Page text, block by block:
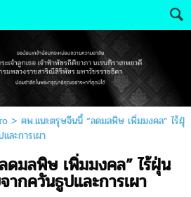
> คพ.แนะตรุษจีนนี้ “ลดมลพิษ เพิ่มมงคล” ไร้ฝุ่
ละการเผา
มลพิษ เพิ่มมงคล” ไร้ฝุ่น
กควันธูปและการเผา